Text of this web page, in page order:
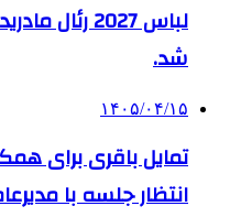
لباس 2027
شد.
۱۴۰۵/۰۴/۱۵
تمایل باقری برای
انتظار جلسه با